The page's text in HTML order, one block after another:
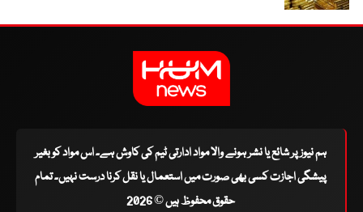
ہم نیوز پر شائع یا نشر ہونے والا مواد ادارتی ٹیم کی کاوش ہے۔ اس مواد کو بغیر
پیشگی اجازت کسی بھی صورت میں استعمال یا نقل کرنا درست نہیں۔ تمام
حقوق محفوظ ہیں © 2026